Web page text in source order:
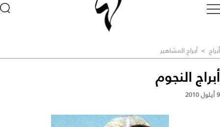
أبراج > أبراج المشاهير
أبراج النجوم
9 أيلول 2010